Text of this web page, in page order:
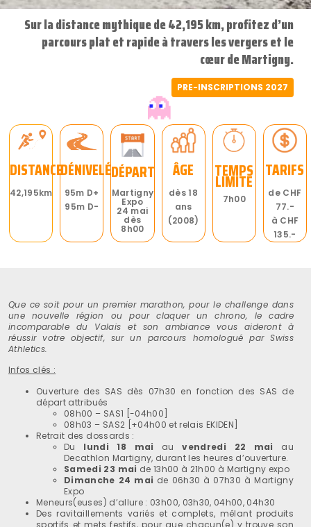
Sur la distance mythique de 42,195 km, profitez d’un
parcours plat et rapide à travers les vergers et le
cœur de Martigny.
PRE-INSCRIPTIONS 2027
DISTANCE
42,195km
DÉNIVELÉ
95m D+
95m D-
DÉPART
Martigny
Expo
24 mai
dès
8h00
ÂGE
dès 18
ans
(2008)
TEMPS
LIMITE
7h00
TARIFS
de CHF
77.-
à CHF
135.-
Que ce soit pour un premier marathon, pour le challenge dans
une nouvelle région ou pour claquer un chrono, le cadre
incomparable du Valais et son ambiance vous aideront à
réussir votre objectif, sur un parcours homologué par Swiss
Athletics.
Infos clés :
Ouverture des SAS dès 07h30 en fonction des SAS de
départ attribués
08h00 – SAS1 [-04h00]
08h03 – SAS2 [+04h00 et relais EKIDEN]
Retrait des dossards :
Du lundi 18 mai auvendredi 22 mai
au
Decathlon Martigny, durant les heures d’ouverture.
Samedi 23 mai de 13h00 à 21h00 à Martigny expo
Dimanche 24 mai de 06h30 à 07h30 à Martigny
Expo
Meneurs(euses) d’allure : 03h00, 03h30, 04h00, 04h30
Des ravitaillements variés et complets, mêlant produits
sportifs et mets festifs, pour que chacun(e) y trouve son